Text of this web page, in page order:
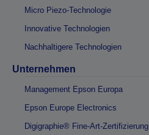
Micro Piezo-Technologie
Innovative Technologien
Nachhaltigere Technologien
Unternehmen
Management Epson Europa
Epson Europe Electronics
Digigraphie® Fine-Art-Zertifizierung